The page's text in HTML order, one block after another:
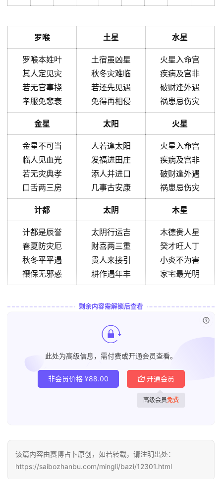
罗喉 土星 水星
罗喉本姓叶
其人定见灾
若无官事挠
孝服免悲衰
土宿虽凶星
秋冬灾难临
若还先见遇
免得再相侵
火星入命宫
疾病及宫非
破财逢外遇
祸患忌伤灾
金星 太阳 火星
金星不可当
临人见血光
若无灾典孝
口舌两三房
人若逢太阳
发福进田庄
添人并进口
几事古安康
火星入命宫
疾病及宫非
破财逢外遇
祸患忌伤灾
计都 太阴 木星
计都是辰誉
春夏防灾厄
秋冬平平遇
禳保无邪惑
太阴行运吉
财喜两三重
贵人来接引
耕作遇年丰
木德贵人星
癸才旺人丁
小炎不为害
家宅最光明
剩余内容需解锁后查看
此处为高级信息，需付费或开通会员查看。
非会员价格 ¥88.00 开通会员
高级会员免费
该篇内容由赛博占卜原创，如若转载，请注明出处：
https://saibozhanbu.com/mingli/bazi/12301.html